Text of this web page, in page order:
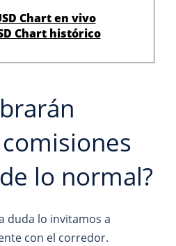
Chart en vivo
Chart histórico
lo normal?
duda lo invitamos a
con el corredor.